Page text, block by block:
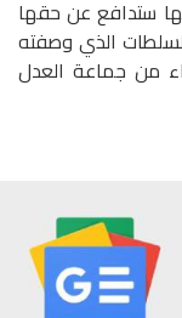
ستدافع عن حقها
الذي وصفته
من جماعة العدل